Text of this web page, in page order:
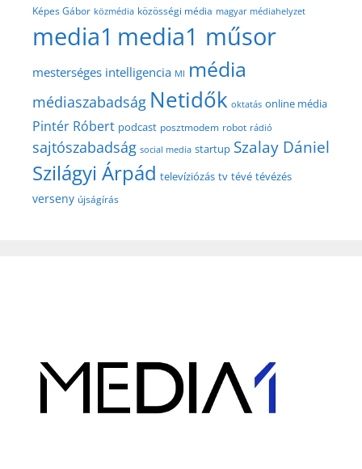
Képes Gábor közmédia közösségi média magyar médiahelyzet
media1 media1 műsor
mesterséges intelligencia MI média
médiaszabadság Netidők oktatás online média
Pintér Róbert podcast posztmodem robot rádió
sajtószabadság social media startup Szalay Dániel
Szilágyi Árpád televíziózás tv tévé tévézés
verseny újságírás